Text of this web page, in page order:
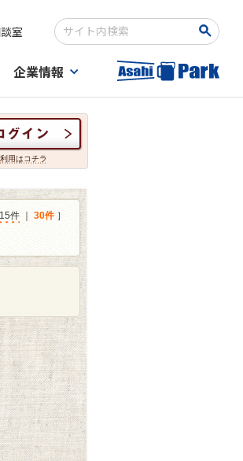
室
検索キーワード入力
企業情報
用はコチラ
15件 30件 ］